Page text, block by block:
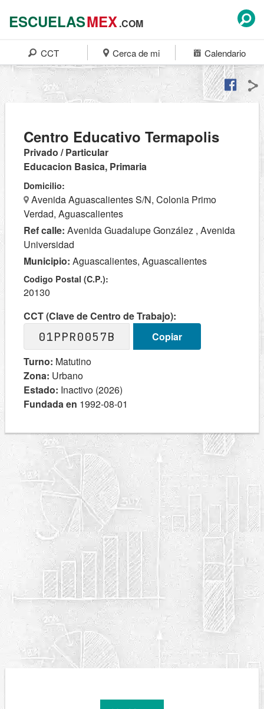
ESCUELASMEX.COM
CCT Cerca de mi Calendario
Centro Educativo Termapolis
Privado / Particular
Educacion Basica, Primaria
Domicilio:
Avenida Aguascalientes S/N, Colonia Primo
Verdad, Aguascalientes
Ref calle: Avenida Guadalupe González , Avenida
Universidad
Municipio: Aguascalientes, Aguascalientes
Codigo Postal (C.P.):
20130
CCT (Clave de Centro de Trabajo):
01PPR0057B
Copiar
Turno: Matutino
Zona: Urbano
Estado: Inactivo (2026)
Fundada en 1992-08-01